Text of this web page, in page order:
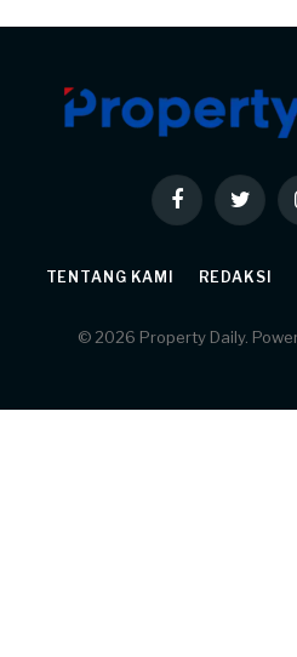
FacebookTwitter
TENTANG KAMI REDAKSI
© 2026 Property Daily.